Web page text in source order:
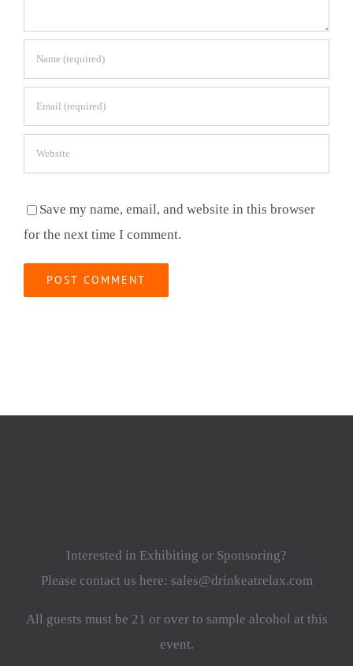
Save my name, email, and website in this browser
for the next time I comment.
Interested in Exhibiting or Sponsoring?
Please contact us here: sales@drinkeatrelax.com
All guests must be 21 or over to sample alcohol at this
event.